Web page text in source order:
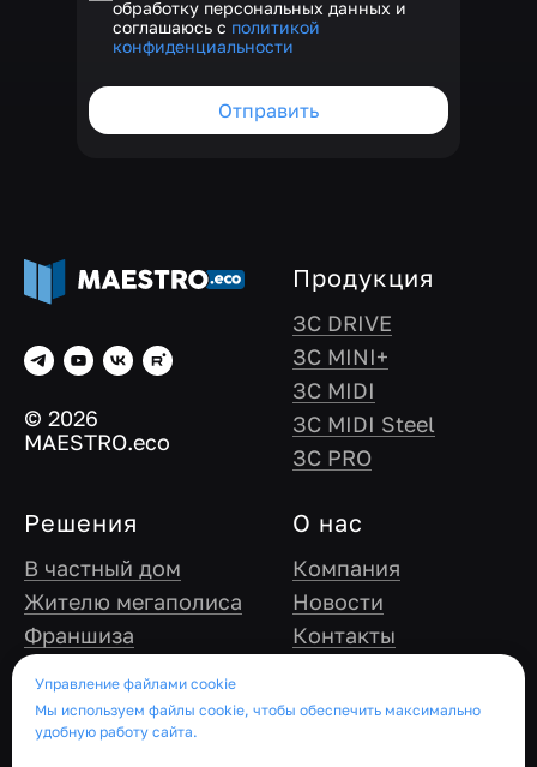
обработку персональных данных и
соглашаюсь с политикой
конфиденциальности
Отправить
© 2026
MAESTRO.eco
Продукция
ЗС DRIVE
ЗС MINI+
ЗС MIDI
ЗС MIDI Steel
ЗС PRO
Решения
В частный дом
Жителю мегаполиса
Франшиза
ТСЖ
Бизнес/торговому
центру
О нас
Компания
Новости
Контакты
Управление файлами cookie
Мы используем файлы cookie, чтобы обеспечить максимально
удобную работу сайта.